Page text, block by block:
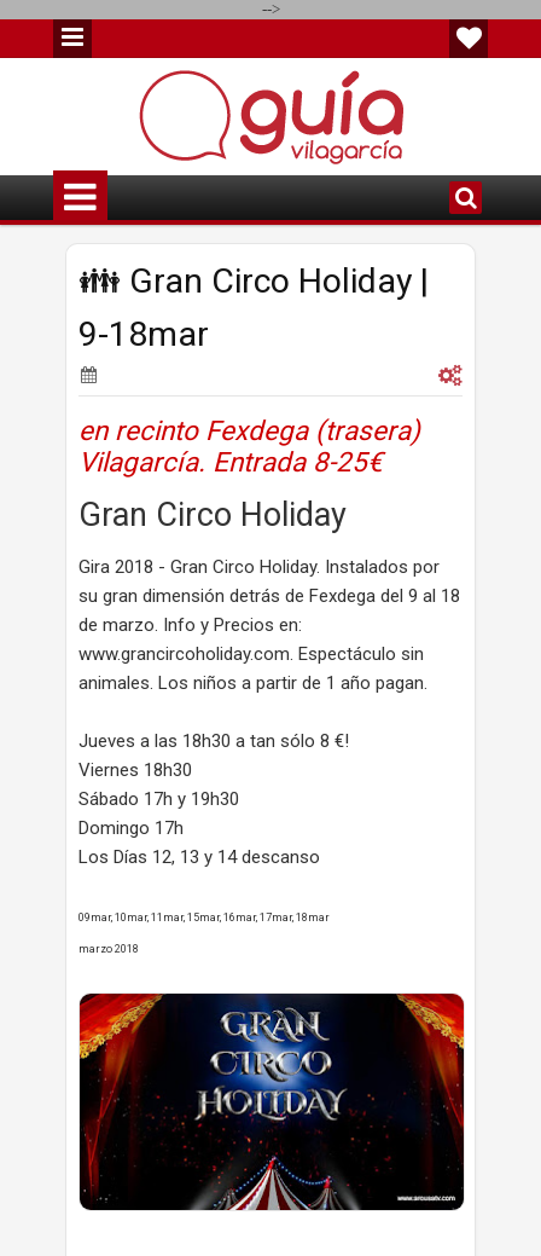
-->
👪 Gran Circo Holiday |
9-18mar
en recinto Fexdega (trasera)
Vilagarcía. Entrada 8-25€
Gran Circo Holiday
Gira 2018 - Gran Circo Holiday. Instalados por
su gran dimensión detrás de Fexdega del 9 al 18
de marzo. Info y Precios en:
www.grancircoholiday.com. Espectáculo sin
animales. Los niños a partir de 1 año pagan.
Jueves a las 18h30 a tan sólo 8 €!
Viernes 18h30
Sábado 17h y 19h30
Domingo 17h
Los Días 12, 13 y 14 descanso
09mar, 10mar, 11mar, 15mar, 16mar, 17mar, 18mar
marzo 2018